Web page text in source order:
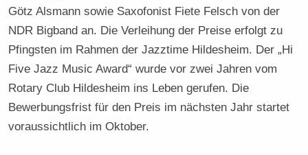
Götz Alsmann sowie Saxofonist Fiete Felsch von der
NDR Bigband an. Die Verleihung der Preise erfolgt zu
Pfingsten im Rahmen der Jazztime Hildesheim. Der „Hi
Five Jazz Music Award“ wurde vor zwei Jahren vom
Rotary Club Hildesheim ins Leben gerufen. Die
Bewerbungsfrist für den Preis im nächsten Jahr startet
voraussichtlich im Oktober.